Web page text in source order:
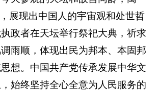
展现出中国人的宇宙观和处世哲
政者在天坛举行祭祀大典，祈求
雨顺，体现出民为邦本、本固邦
想。中国共产党传承发展中华文
始终坚持全心全意为人民服务的